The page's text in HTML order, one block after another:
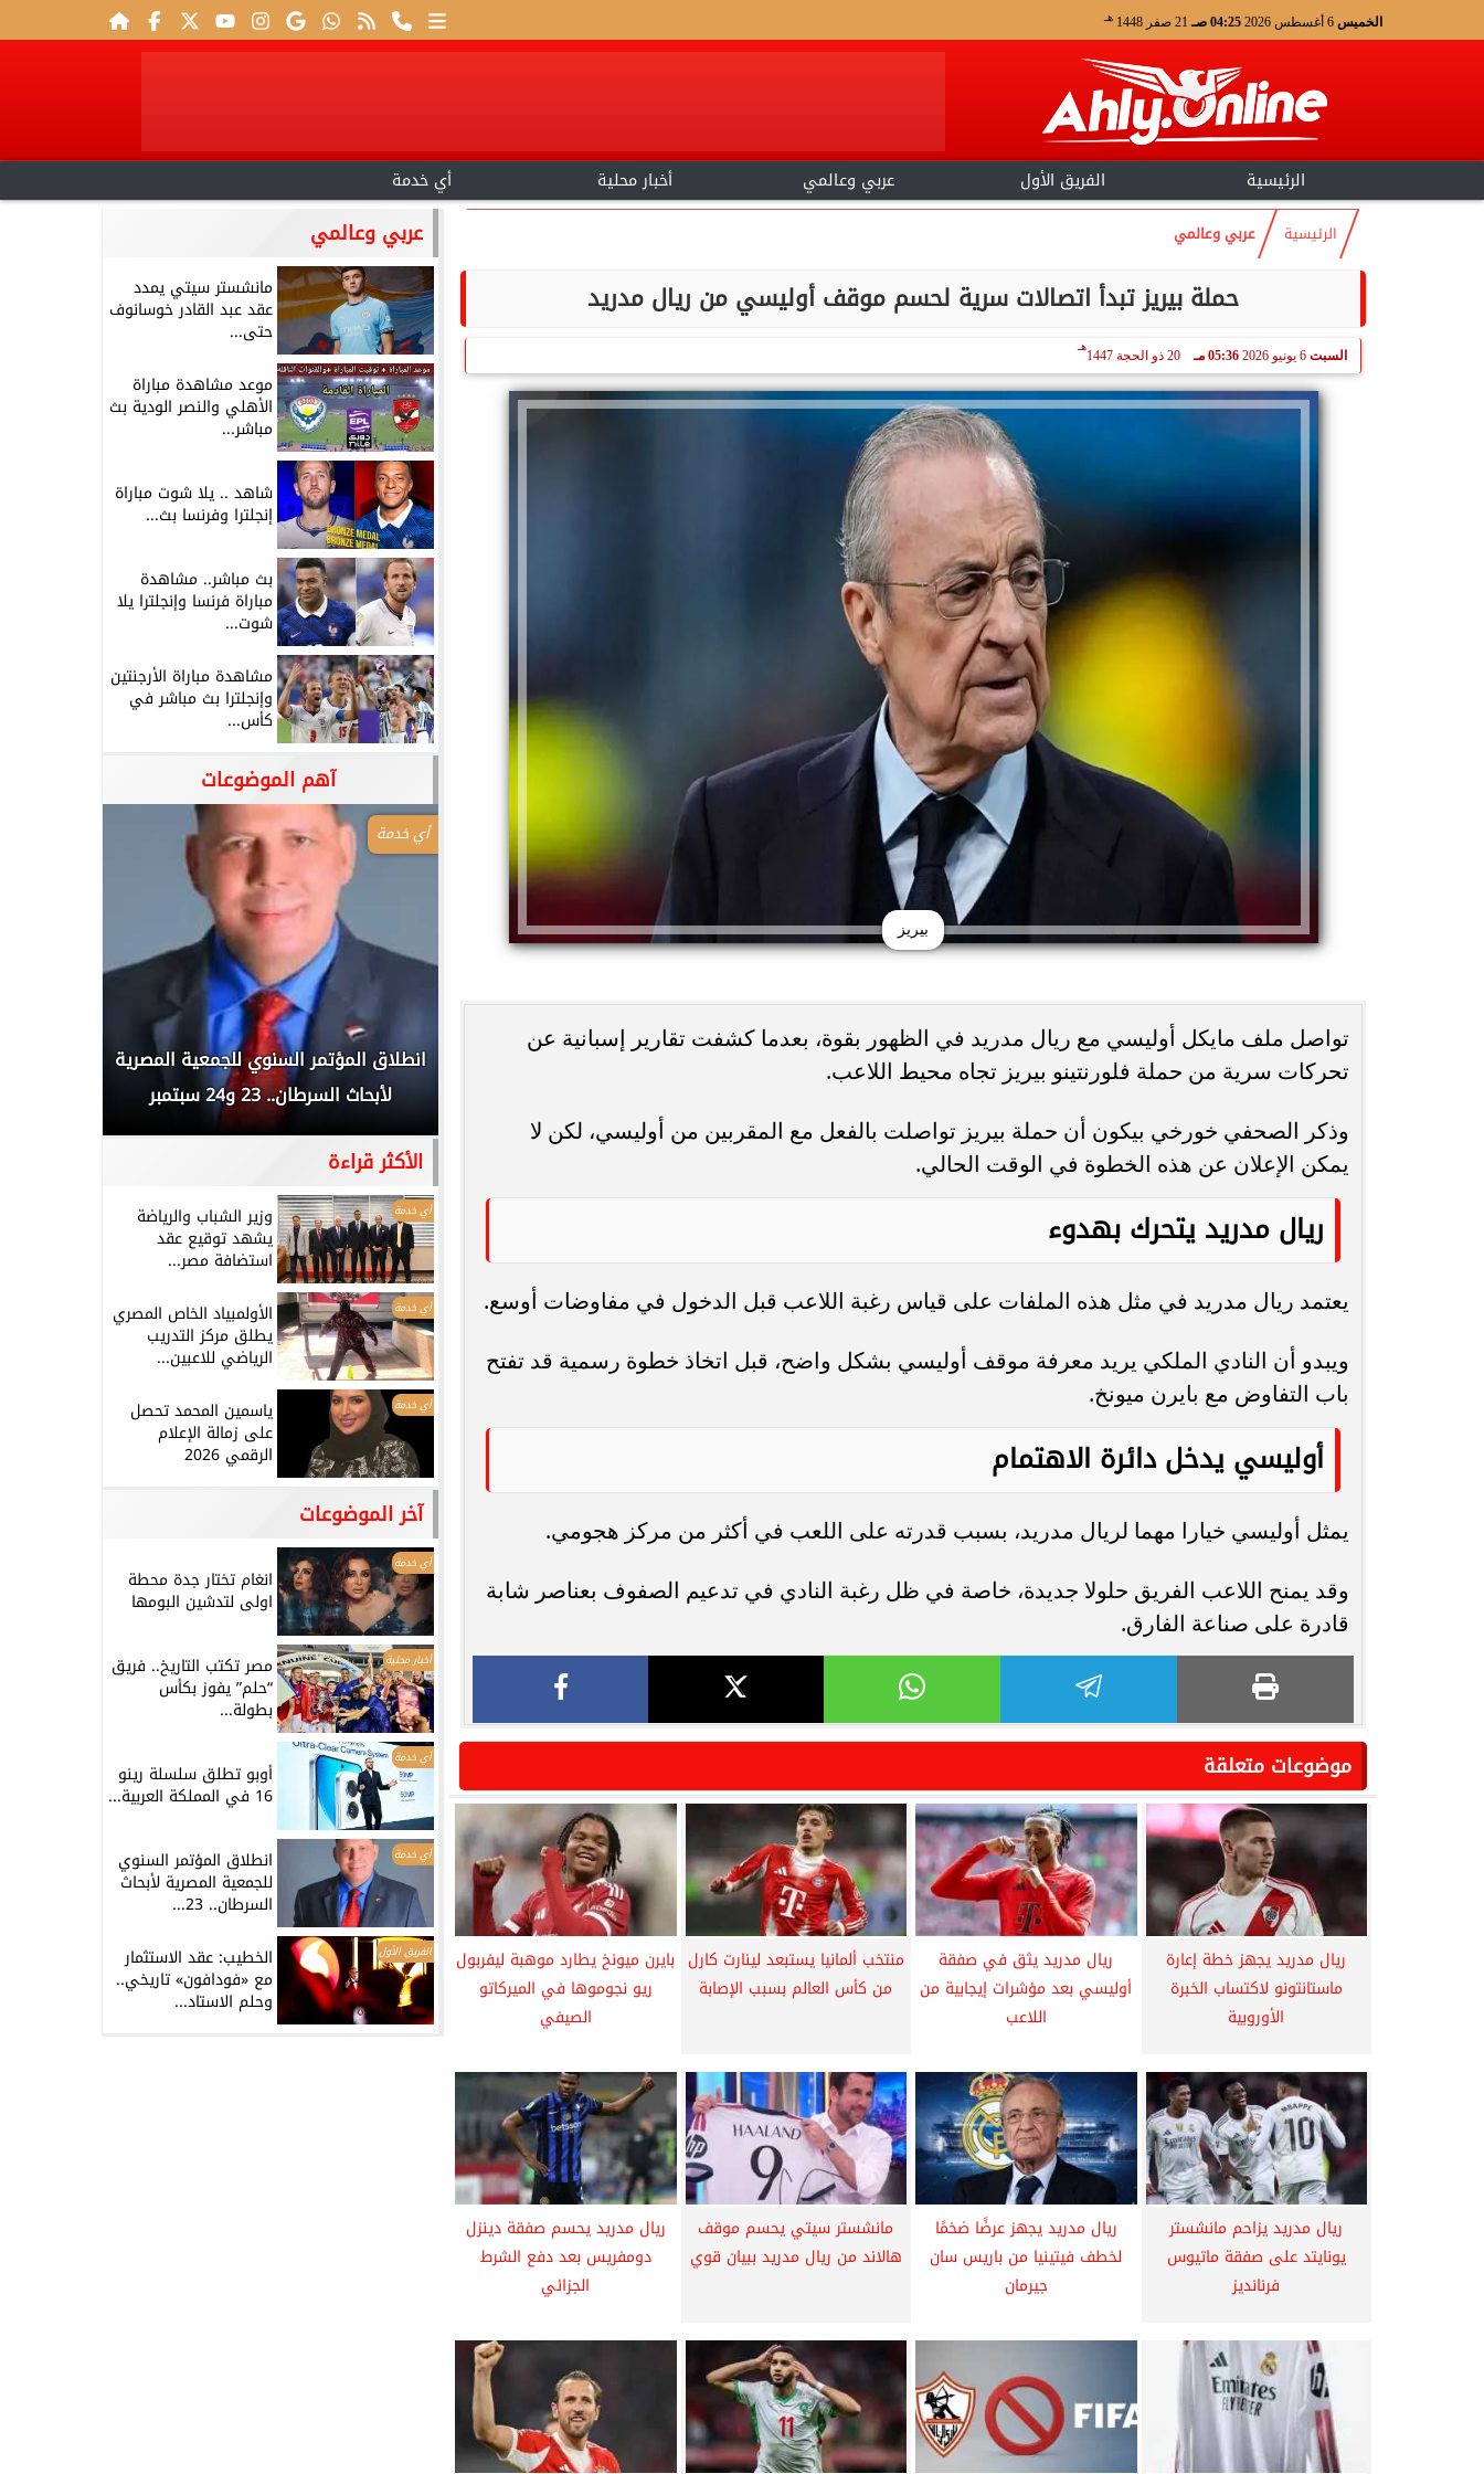
الخميس 04:25 صـ 21 صفر 1448 هـ
الرئيسية الفريق الأول عربي وعالمي أخبار محلية أي خدمة
الرئيسية عربي وعالمي
حملة بيريز تبدأ اتصالات سرية لحسم موقف أوليسي من ريال مدريد
السبت 6 يونيو 2026 05:36 مـ 20 ذو الحجة 1447
هـ
بيريز
تواصل ملف مايكل أوليسي مع ريال مدريد في الظهور بقوة، بعدما كشفت تقارير إسبانية عن
تحركات سرية من حملة فلورنتينو بيريز تجاه محيط اللاعب.
وذكر الصحفي خورخي بيكون أن حملة بيريز تواصلت بالفعل مع المقربين من أوليسي، لكن لا
يمكن الإعلان عن هذه الخطوة في الوقت الحالي.
ريال مدريد يتحرك بهدوء
يعتمد ريال مدريد في مثل هذه الملفات على قياس رغبة اللاعب قبل الدخول في مفاوضات أوسع.
ويبدو أن النادي الملكي يريد معرفة موقف أوليسي بشكل واضح، قبل اتخاذ خطوة رسمية قد تفتح
باب التفاوض مع بايرن ميونخ.
أوليسي يدخل دائرة الاهتمام
يمثل أوليسي خيارا مهما لريال مدريد، بسبب قدرته على اللعب في أكثر من مركز هجومي.
وقد يمنح اللاعب الفريق حلولا جديدة، خاصة في ظل رغبة النادي في تدعيم الصفوف بعناصر شابة
قادرة على صناعة الفارق.
موضوعات متعلقة
ريال مدريد يجهز خطة إعارة
ماستانتونو لاكتساب الخبرة
الأوروبية
ريال مدريد يثق في صفقة
أوليسي بعد مؤشرات إيجابية من
اللاعب
منتخب ألمانيا يستبعد لينارت كارل
من كأس العالم بسبب الإصابة
بايرن ميونخ يطارد موهبة ليفربول
ريو نجوموها في الميركاتو
الصيفي
ريال مدريد يزاحم مانشستر
يونايتد على صفقة ماتيوس
فرنانديز
ريال مدريد يجهز عرضًا ضخمًا
لخطف فيتينيا من باريس سان
جيرمان
مانشستر سيتي يحسم موقف
هالاند من ريال مدريد ببيان قوي
ريال مدريد يحسم صفقة دينزل
دومفريس بعد دفع الشرط
الجزائي
عربي وعالمي
مانشستر سيتي يمدد
عقد عبد القادر خوسانوف
حتى...
موعد مشاهدة مباراة
الأهلي والنصر الودية بث
مباشر...
شاهد .. يلا شوت مباراة
إنجلترا وفرنسا بث...
بث مباشر.. مشاهدة
مباراة فرنسا وإنجلترا يلا
شوت...
مشاهدة مباراة الأرجنتين
وإنجلترا بث مباشر في
كأس...
آهم الموضوعات
انغام تختار جدة محطة اولى لتدشين
البومها
مصر تكتب التاريخ.. فريق “حلم” يفوز بكأس
بطولة Genuine Cup العالمية لكرة...
أوبو تطلق سلسلة رينو 16 في المملكة
أي خدمة
انطلاق المؤتمر السنوي للجمعية المصرية
لأبحاث السرطان.. 23 و24 سبتمبر
الأكثر قراءة
أي خدمة وزير الشباب والرياضة
يشهد توقيع عقد
استضافة مصر...
أي خدمة الأولمبياد الخاص المصري
يطلق مركز التدريب
الرياضي للاعبين...
أي خدمة ياسمين المحمد تحصل
على زمالة الإعلام
الرقمي 2026
آخر الموضوعات
أي خدمة
انغام تختار جدة محطة
اولى لتدشين البومها
أخبار محلية مصر تكتب التاريخ.. فريق
“حلم” يفوز بكأس
بطولة...
أي خدمة
أوبو تطلق سلسلة رينو
16 في المملكة العربية...
أي خدمة انطلاق المؤتمر السنوي
للجمعية المصرية لأبحاث
السرطان.. 23...
الفريق الأول الخطيب: عقد الاستثمار
مع «فودافون» تاريخي..
وحلم الاستاد...